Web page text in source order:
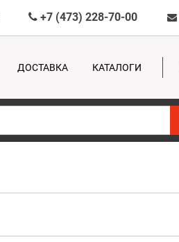
+7 (473) 228-70-00
ДОСТАВКА КАТАЛОГИ